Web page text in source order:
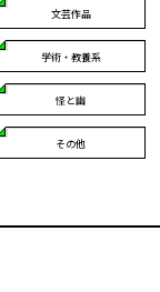
文芸作品
学術・教養系
怪と幽
その他